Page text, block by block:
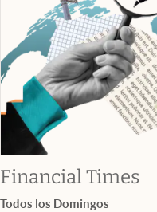
Financial Times
Todos los Domingos